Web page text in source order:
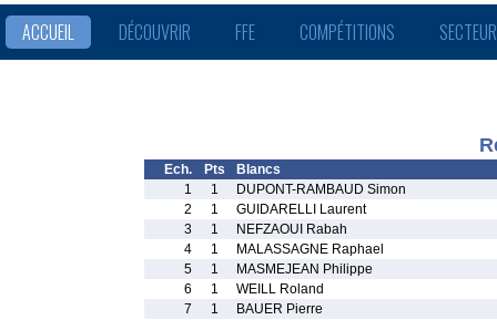
ACCUEIL DÉCOUVRIR FFE COMPÉTITIONS
Ech. Pts
Blancs
1
1
DUPONT-RAMBAUD Simon
2
1
GUIDARELLI Laurent
3
1
NEFZAOUI Rabah
4
1
MALASSAGNE Raphael
5
1
MASMEJEAN Philippe
6
1
WEILL Roland
7
1
BAUER Pierre